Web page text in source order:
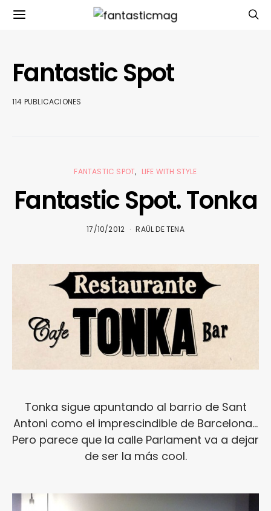
Fantastic Spot
114 PUBLICACIONES
FANTASTIC SPOT LIFE WITH STYLE
Fantastic Spot. Tonka
17/10/2012 RAÜL DE TENA
Tonka sigue apuntando al barrio de Sant
Antoni como el imprescindible de Barcelona...
Pero parece que la calle Parlament va a dejar
de ser la más cool.